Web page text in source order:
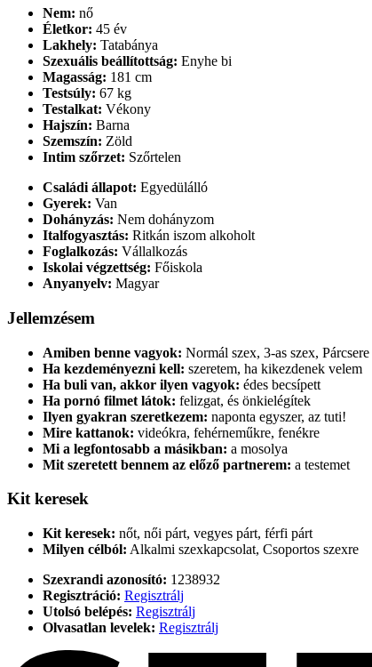
Nem: nő
Életkor: 45 év
Lakhely: Tatabánya
Szexuális beállítottság: Enyhe bi
Magasság: 181 cm
Testsúly: 67 kg
Testalkat: Vékony
Hajszín: Barna
Szemszín: Zöld
Intim szőrzet: Szőrtelen
Családi állapot: Egyedülálló
Gyerek: Van
Dohányzás: Nem dohányzom
Italfogyasztás: Ritkán iszom alkoholt
Foglalkozás: Vállalkozás
Iskolai végzettség: Főiskola
Anyanyelv: Magyar
Jellemzésem
Amiben benne vagyok: Normál szex, 3-as szex, Párcsere
Ha kezdeményezni kell: szeretem, ha kikezdenek velem
Ha buli van, akkor ilyen vagyok: édes becsípett
Ha pornó filmet látok: felizgat, és önkielégítek
Ilyen gyakran szeretkezem: naponta egyszer, az tuti!
Mire kattanok: videókra, fehérneműkre, fenékre
Mi a legfontosabb a másikban: a mosolya
Mit szeretett bennem az előző partnerem: a testemet
Kit keresek
Kit keresek: nőt, női párt, vegyes párt, férfi párt
Milyen célból: Alkalmi szexkapcsolat, Csoportos szexre
Szexrandi azonosító: 1238932
Regisztráció: Regisztrálj
Utolsó belépés: Regisztrálj
Olvasatlan levelek: Regisztrálj